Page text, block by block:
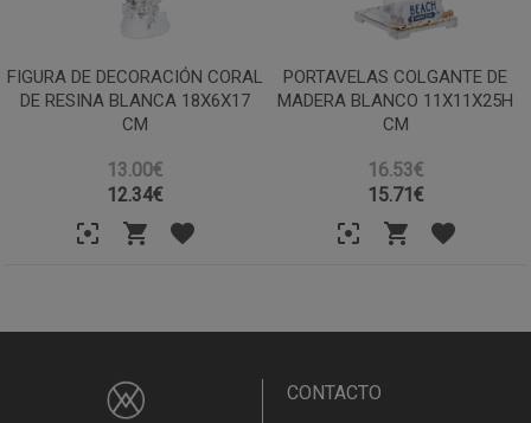
FIGURA DE DECORACIÓN CORAL
DE RESINA BLANCA 18X6X17
CM
13.00€
12.34€
PORTAVELAS COLGANTE DE
MADERA BLANCO 11X11X25H
CM
16.53€
15.71€
CONTACTO